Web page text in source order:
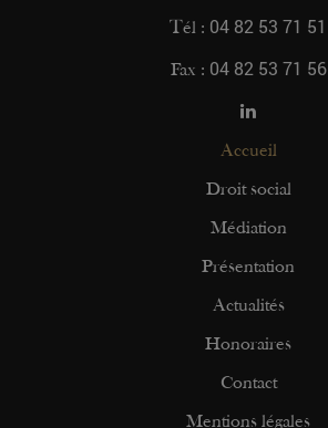
Tél : 04 82 53 71 51
Fax : 04 82 53 71 56
Accueil
Droit social
Médiation
Présentation
Actualités
Honoraires
Contact
Mentions légales